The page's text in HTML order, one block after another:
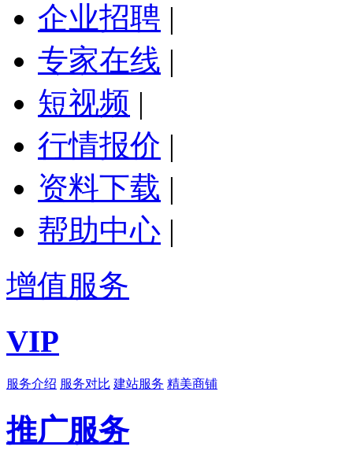
企业招聘 |
专家在线 |
短视频 |
行情报价 |
资料下载 |
帮助中心 |
增值服务
VIP
服务介绍 服务对比 建站服务 精美商铺
推广服务